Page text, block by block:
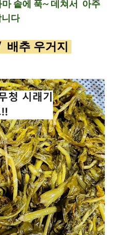
솥에 푹~ 데쳐서 아주
다
추 우거지